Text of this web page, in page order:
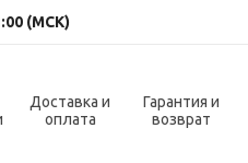
(МСК)
Доставка и
оплата
Гарантия и
возврат